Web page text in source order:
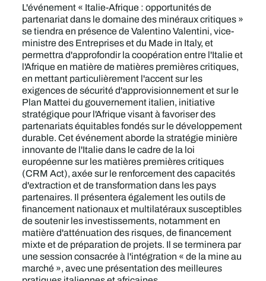
L'événement « Italie-Afrique : opportunités de
partenariat dans le domaine des minéraux critiques »
se tiendra en présence de Valentino Valentini, vice-
ministre des Entreprises et du Made in Italy, et
permettra d'approfondir la coopération entre l'Italie et
l'Afrique en matière de matières premières critiques,
en mettant particulièrement l'accent sur les
exigences de sécurité d'approvisionnement et sur le
Plan Mattei du gouvernement italien, initiative
stratégique pour l'Afrique visant à favoriser des
partenariats équitables fondés sur le développement
durable. Cet événement aborde la stratégie minière
innovante de l'Italie dans le cadre de la loi
européenne sur les matières premières critiques
(CRM Act), axée sur le renforcement des capacités
d'extraction et de transformation dans les pays
partenaires. Il présentera également les outils de
financement nationaux et multilatéraux susceptibles
de soutenir les investissements, notamment en
matière d'atténuation des risques, de financement
mixte et de préparation de projets. Il se terminera par
une session consacrée à l'intégration « de la mine au
marché », avec une présentation des meilleures